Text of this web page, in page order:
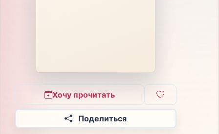
Хочу прочитать
Поделиться